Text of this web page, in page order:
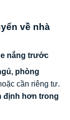
về nhà
nắng trước
phòng
cần riêng tư.
định hơn trong